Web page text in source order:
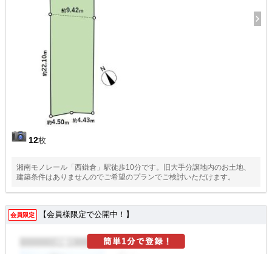
12枚
湘南モノレール「西鎌倉」駅徒歩10分です。旧大手分譲地内のお土地、
建築条件はありませんのでご希望のプランでご検討いただけます。
会員限定 【会員様限定で公開中！】